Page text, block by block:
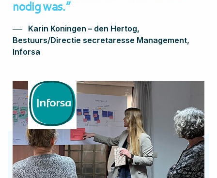
nodig was.”
Karin Koningen – den Hertog,
Bestuurs/Directie secretaresse Management,
Inforsa